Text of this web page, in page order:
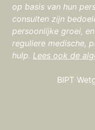
op basis van hun
consulten zijn
persoonlijke groei,
reguliere medische,
hulp. Lees ook de
BIPT